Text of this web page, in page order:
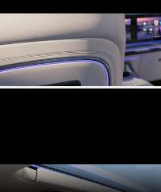
Mercedes-
Benz Online
Showroom
Break
Alle Breaks